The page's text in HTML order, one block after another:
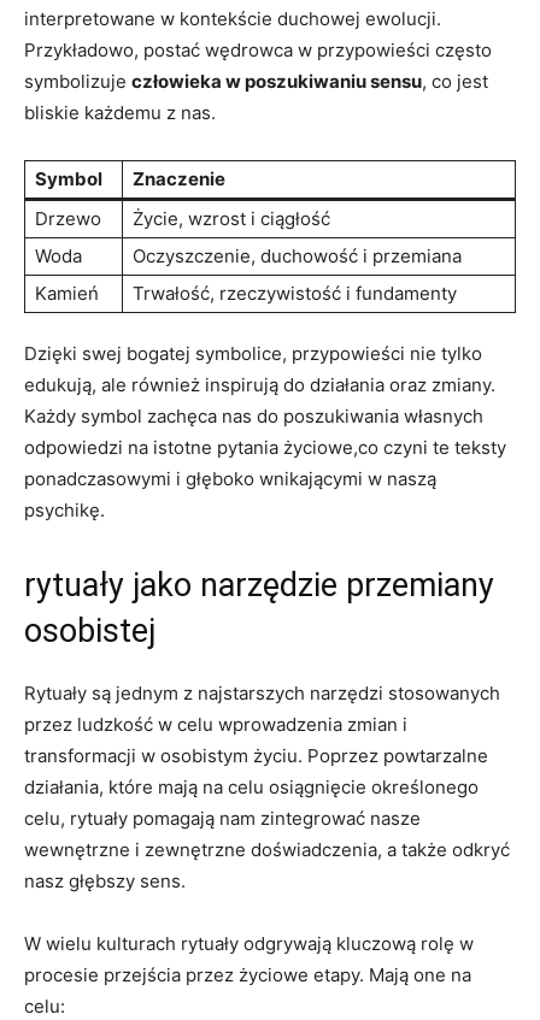
interpretowane w kontekście duchowej ewolucji.
Przykładowo, postać wędrowca w przypowieści często
symbolizuje człowieka w poszukiwaniu sensu, co jest
bliskie każdemu z nas.
Symbol
Znaczenie
Drzewo
Życie, wzrost i ciągłość
Woda
Oczyszczenie, duchowość i przemiana
Kamień
Trwałość, rzeczywistość i fundamenty
Dzięki swej bogatej symbolice, przypowieści nie tylko
edukują, ale również inspirują do działania oraz zmiany.
Każdy symbol zachęca nas do poszukiwania własnych
odpowiedzi na istotne pytania życiowe,co czyni te teksty
ponadczasowymi i głęboko wnikającymi w naszą
psychikę.
rytuały jako narzędzie przemiany
osobistej
Rytuały są jednym z najstarszych narzędzi stosowanych
przez ludzkość w celu wprowadzenia zmian i
transformacji w osobistym życiu. Poprzez powtarzalne
działania, które mają na celu osiągnięcie określonego
celu, rytuały pomagają nam zintegrować nasze
wewnętrzne i zewnętrzne doświadczenia, a także odkryć
nasz głębszy sens.
W wielu kulturach rytuały odgrywają kluczową rolę w
procesie przejścia przez życiowe etapy. Mają one na
celu: